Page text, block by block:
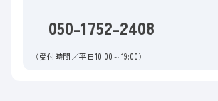
050-1752-2408
（受付時間／平日10:00～19:00）